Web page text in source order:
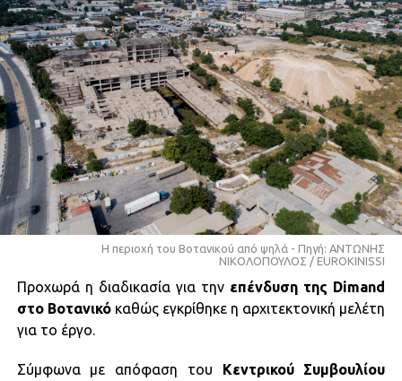
Η περιοχή του Βοτανικού από ψηλά - Πηγή: ΑΝΤΩΝΗΣ
ΝΙΚΟΛΟΠΟΥΛΟΣ / EUROKINISSI
Προχωρά η διαδικασία για την επένδυση της Dimand
στο Βοτανικόκαθώς εγκρίθηκε η αρχιτεκτονική μελέτη
για το έργο.
Σύμφωνα με απόφαση του Κεντρικού Συμβουλίου